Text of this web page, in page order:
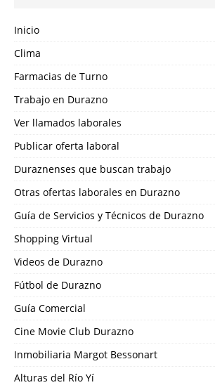
Inicio
Clima
Farmacias de Turno
Trabajo en Durazno
Ver llamados laborales
Publicar oferta laboral
Duraznenses que buscan trabajo
Otras ofertas laborales en Durazno
Guía de Servicios y Técnicos de Durazno
Shopping Virtual
Videos de Durazno
Fútbol de Durazno
Guía Comercial
Cine Movie Club Durazno
Inmobiliaria Margot Bessonart
Alturas del Río Yí